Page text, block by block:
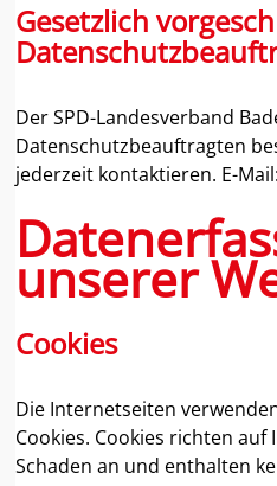
Gesetzlich
Der SPD-Landesverband
Datenschutzbeauftragten
jederzeit kontaktieren. E-
unserer
Cookies
Die Internetseiten
Cookies. Cookies richten auf
Schaden an und enthalten